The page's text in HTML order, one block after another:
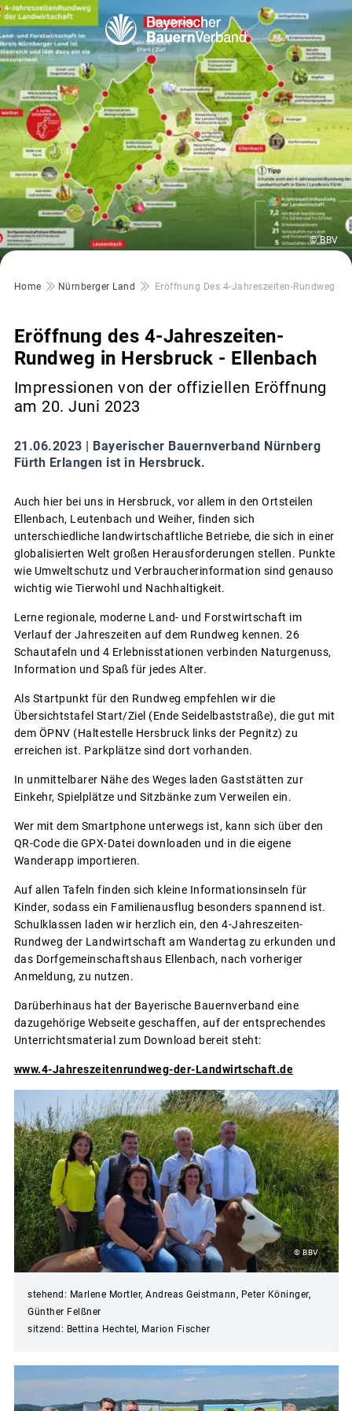
© BBV
Pfadnavigation
Home Nürnberger Land Eröffnung Des 4-Jahreszeiten-Rundweg In
Eröffnung des 4-Jahreszeiten-
Rundweg in Hersbruck - Ellenbach
Impressionen von der offiziellen Eröffnung
am 20. Juni 2023
21.06.2023 | Bayerischer Bauernverband Nürnberg
Fürth Erlangen ist in Hersbruck.
Auch hier bei uns in Hersbruck, vor allem in den Ortsteilen
Ellenbach, Leutenbach und Weiher, finden sich
unterschiedliche landwirtschaftliche Betriebe, die sich in einer
globalisierten Welt großen Herausforderungen stellen. Punkte
wie Umweltschutz und Verbraucherinformation sind genauso
wichtig wie Tierwohl und Nachhaltigkeit.
Lerne regionale, moderne Land- und Forstwirtschaft im
Verlauf der Jahreszeiten auf dem Rundweg kennen. 26
Schautafeln und 4 Erlebnisstationen verbinden Naturgenuss,
Information und Spaß für jedes Alter.
Als Startpunkt für den Rundweg empfehlen wir die
Übersichtstafel Start/Ziel (Ende Seidelbaststraße), die gut mit
dem ÖPNV (Haltestelle Hersbruck links der Pegnitz) zu
erreichen ist. Parkplätze sind dort vorhanden.
In unmittelbarer Nähe des Weges laden Gaststätten zur
Einkehr, Spielplätze und Sitzbänke zum Verweilen ein.
Wer mit dem Smartphone unterwegs ist, kann sich über den
QR-Code die GPX-Datei downloaden und in die eigene
Wanderapp importieren.
Auf allen Tafeln finden sich kleine Informationsinseln für
Kinder, sodass ein Familienausflug besonders spannend ist.
Schulklassen laden wir herzlich ein, den 4-Jahreszeiten-
Rundweg der Landwirtschaft am Wandertag zu erkunden und
das Dorfgemeinschaftshaus Ellenbach, nach vorheriger
Anmeldung, zu nutzen.
Darüberhinaus hat der Bayerische Bauernverband eine
dazugehörige Webseite geschaffen, auf der entsprechendes
Unterrichtsmaterial zum Download bereit steht:
www.4-Jahreszeitenrundweg-der-Landwirtschaft.de
© BBV
stehend: Marlene Mortler, Andreas Geistmann, Peter Köninger,
Günther Felßner
sitzend: Bettina Hechtel, Marion Fischer